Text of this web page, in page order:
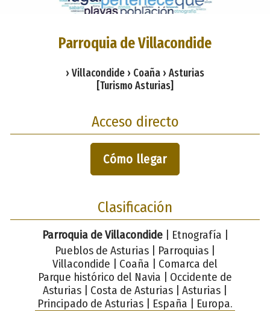
Parroquia de Villacondide
› Villacondide › Coaña › Asturias
[Turismo Asturias]
Acceso directo
Cómo llegar
Clasificación
Parroquia de Villacondide| Etnografía |
Pueblos de Asturias | Parroquias |
Villacondide | Coaña | Comarca del
Parque histórico del Navia | Occidente de
Asturias | Costa de Asturias | Asturias |
Principado de Asturias | España | Europa.